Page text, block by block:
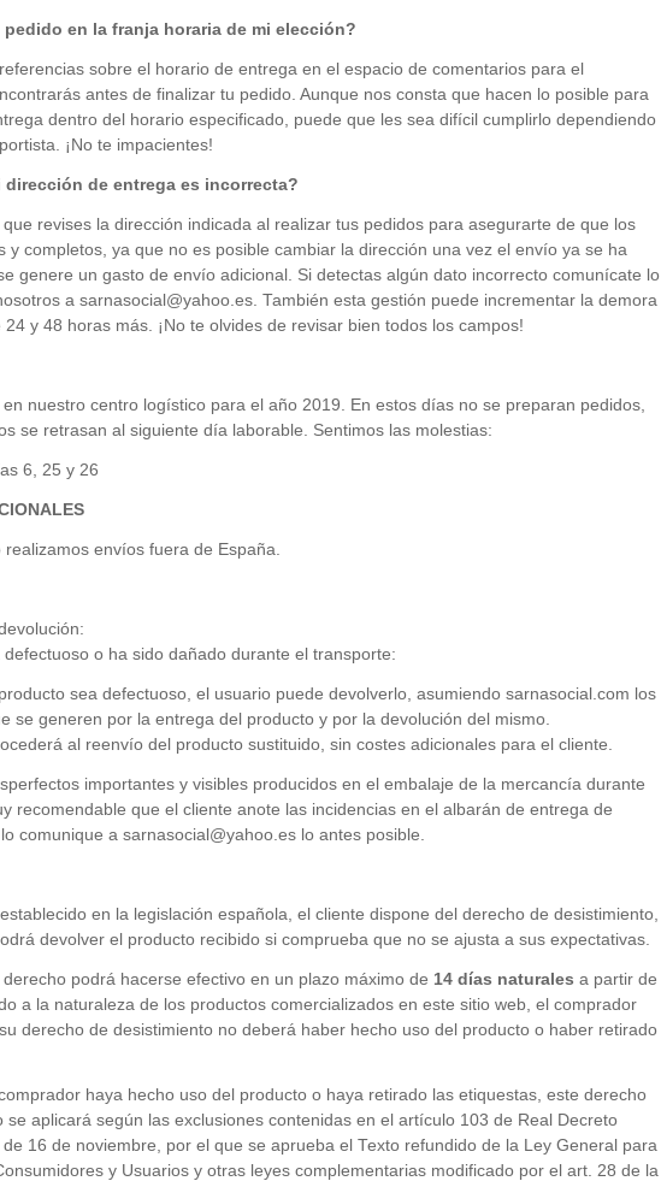
en la franja horaria de mi elección?
sobre el horario de entrega en el espacio de comentarios para el
antes de finalizar tu pedido. Aunque nos consta que hacen lo posible para
dentro del horario especificado, puede que les sea difícil cumplirlo dependiendo
¡No te impacientes!
dirección de entrega es incorrecta?
revises la dirección indicada al realizar tus pedidos para asegurarte de que los
y completos, ya que no es posible cambiar la dirección una vez el envío ya se ha
genere un gasto de envío adicional. Si detectas algún dato incorrecto comunícate lo
a sarnasocial@yahoo.es. También esta gestión puede incrementar la demora
y 48 horas más. ¡No te olvides de revisar bien todos los campos!
nuestro centro logístico para el año 2019. En estos días no se preparan pedidos,
se retrasan al siguiente día laborable. Sentimos las molestias:
6, 25 y 26
realizamos envíos fuera de España.
o ha sido dañado durante el transporte:
sea defectuoso, el usuario puede devolverlo, asumiendo sarnasocial.com los
se generen por la entrega del producto y por la devolución del mismo.
al reenvío del producto sustituido, sin costes adicionales para el cliente.
importantes y visibles producidos en el embalaje de la mercancía durante
recomendable que el cliente anote las incidencias en el albarán de entrega de
comunique a sarnasocial@yahoo.es lo antes posible.
en la legislación española, el cliente dispone del derecho de desistimiento,
devolver el producto recibido si comprueba que no se ajusta a sus expectativas.
derecho podrá hacerse efectivo en un plazo máximo de 14 días naturales a partir de
a la naturaleza de los productos comercializados en este sitio web, el comprador
derecho de desistimiento no deberá haber hecho uso del producto o haber retirado
haya hecho uso del producto o haya retirado las etiquestas, este derecho
se aplicará según las exclusiones contenidas en el artículo 103 de Real Decreto
de 16 de noviembre, por el que se aprueba el Texto refundido de la Ley General para
y Usuarios y otras leyes complementarias modificado por el art. 28 de la